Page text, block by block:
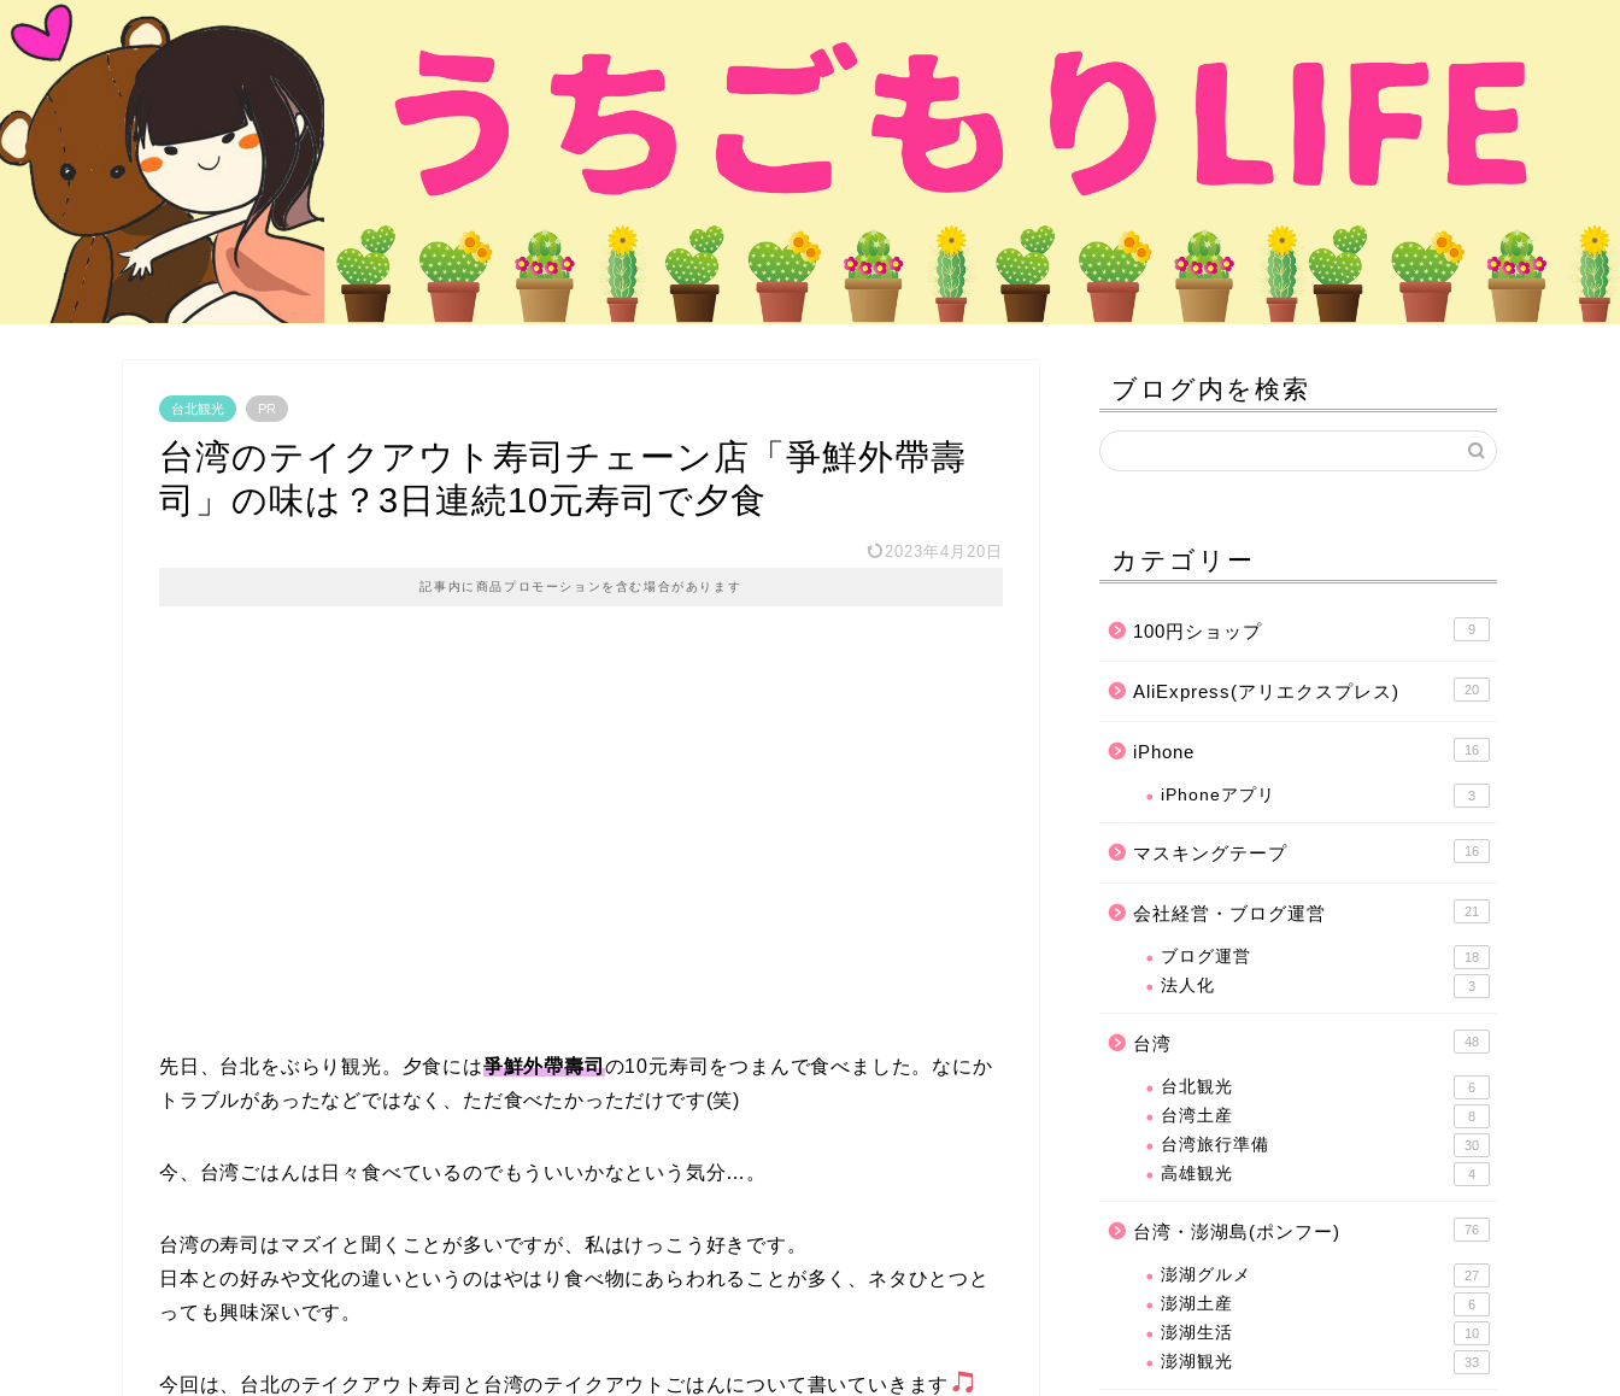
台北観光 PR
台湾のテイクアウト寿司チェーン店「爭鮮外帶壽
司」の味は？3日連続10元寿司で夕食
2023年4月20日
記事内に商品プロモーションを含む場合があります
先日、台北をぶらり観光。夕食には爭鮮外帶壽司の10元寿司をつまんで食べました。なにか
トラブルがあったなどではなく、ただ食べたかっただけです(笑)
今、台湾ごはんは日々食べているのでもういいかなという気分…。
台湾の寿司はマズイと聞くことが多いですが、私はけっこう好きです。
日本との好みや文化の違いというのはやはり食べ物にあらわれることが多く、ネタひとつと
っても興味深いです。
今回は、台北のテイクアウト寿司と台湾のテイクアウトごはんについて書いていきます
ブログ内を検索
カテゴリー
100円ショップ 9
AliExpress(アリエクスプレス) 20
iPhone 16
iPhoneアプリ 3
マスキングテープ 16
会社経営・ブログ運営 21
ブログ運営 18
法人化 3
台湾 48
台北観光 6
台湾土産 8
台湾旅行準備 30
高雄観光 4
台湾・澎湖島(ポンフー) 76
澎湖グルメ 27
澎湖土産 6
澎湖生活 10
澎湖観光 33